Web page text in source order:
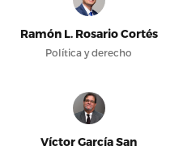
Ramón L. Rosario Cortés
Política y derecho
Víctor García San